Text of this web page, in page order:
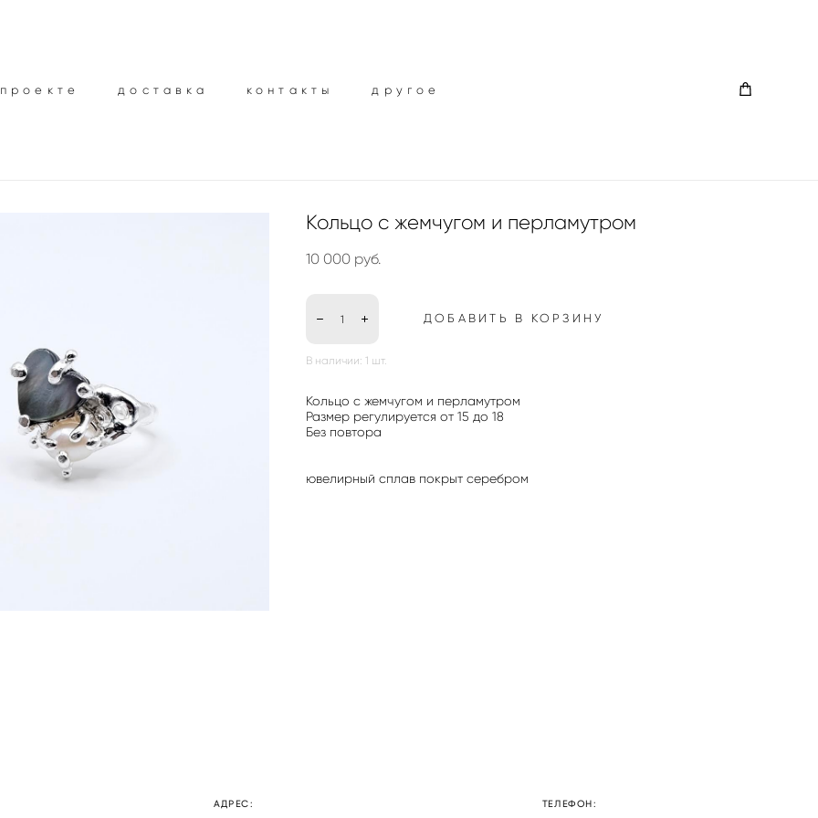
доставка контакты другое
доставка контакты другое
Кольцо с жемчугом и перламутром
10 000 pуб.
В наличии: 1 шт.
ДОБАВИТЬ В КОРЗИНУ
Кольцо с жемчугом и перламутром
Размер регулируется от 15 до 18
Без повтора
ювелирный сплав покрыт серебром
АДРЕС: ТЕЛЕФОН: